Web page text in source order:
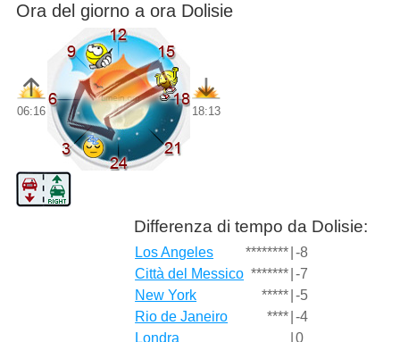
Ora del giorno a ora Dolisie
06:16 18:13
Differenza di tempo da Dolisie:
Los Angeles ******** -8
Città del Messico ******* -7
New York
***** -5
Rio de Janeiro
**** -4
Londra
0